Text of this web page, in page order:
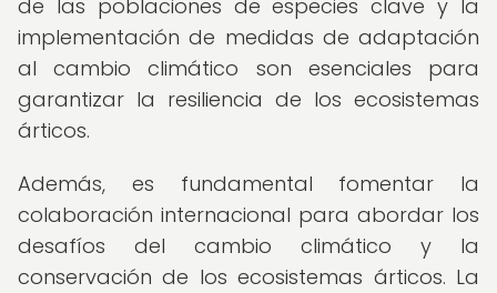
de las poblaciones de especies clave y la
implementación de medidas de adaptación
al cambio climático son esenciales para
garantizar la resiliencia de los ecosistemas
árticos.
Además, es fundamental fomentar la
colaboración internacional para abordar los
desafíos del cambio climático y la
conservación de los ecosistemas árticos. La